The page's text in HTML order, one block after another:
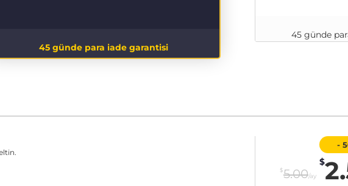
45 günde para iade garantisi
45 günde
$5.00/ay
-
$